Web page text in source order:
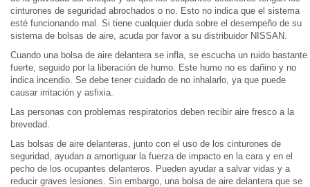
cinturones de seguridad abrochados o no. Esto no indica que el sistema
esté funcionando mal. Si tiene cualquier duda sobre el desempeño de su
sistema de bolsas de aire, acuda por favor a su distribuidor NISSAN.
Cuando una bolsa de aire delantera se infla, se escucha un ruido bastante
fuerte, seguido por la liberación de humo. Este humo no es dañino y no
indica incendio. Se debe tener cuidado de no inhalarlo, ya que puede
causar irritación y asfixia.
Las personas con problemas respiratorios deben recibir aire fresco a la
brevedad.
Las bolsas de aire delanteras, junto con el uso de los cinturones de
seguridad, ayudan a amortiguar la fuerza de impacto en la cara y en el
pecho de los ocupantes delanteros. Pueden ayudar a salvar vidas y a
reducir graves lesiones. Sin embargo, una bolsa de aire delantera que se